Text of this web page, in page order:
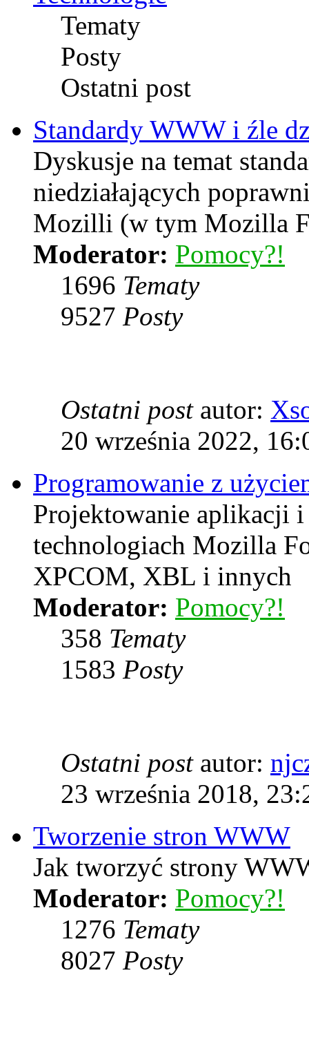
Tematy
Posty
Ostatni post
Standardy WWW i źle
Dyskusje na temat
niedziałających
Mozilli (w tym Mozilla
Moderator: Pomocy?!
1696 Tematy
9527 Posty
Ostatni postautor:
20 września 2022,
Programowanie z
Projektowanie aplikacji i
technologiach Mozilla
XPCOM, XBL i innych
Moderator: Pomocy?!
358 Tematy
1583 Posty
Ostatni postautor:
23 września 2018,
Tworzenie stron WWW
Jak tworzyć strony
Moderator: Pomocy?!
1276 Tematy
8027 Posty